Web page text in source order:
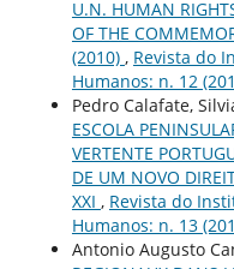
U.N. HUMAN
OF THE
(2010) , Revista do
Humanos: n. 12
Pedro Calafate,
ESCOLA
VERTENTE
DE UM NOVO
XXI , Revista do
Humanos: n. 13
Antonio Augusto